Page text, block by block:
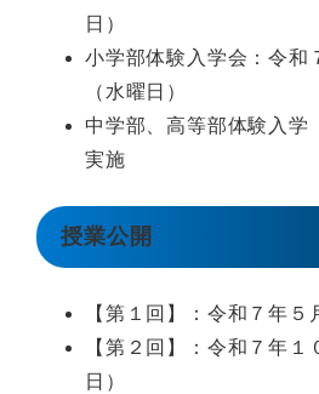
日）
小学部体験入学会：令和
（水曜日）
中学部、高等部体験入学
実施
授業公開
【第１回】：令和７年５
【第２回】：令和７年１
日）